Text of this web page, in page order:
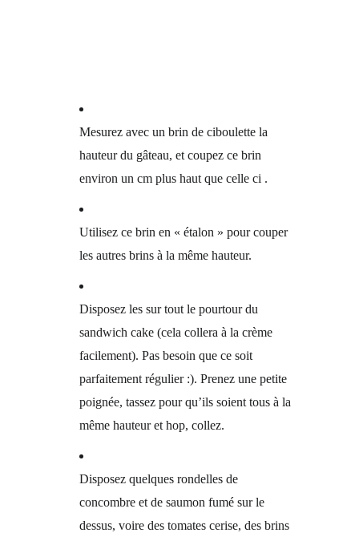
Mesurez avec un brin de ciboulette la
hauteur du gâteau, et coupez ce brin
environ un cm plus haut que celle ci .
Utilisez ce brin en « étalon » pour couper
les autres brins à la même hauteur.
Disposez les sur tout le pourtour du
sandwich cake (cela collera à la crème
facilement). Pas besoin que ce soit
parfaitement régulier :). Prenez une petite
poignée, tassez pour qu’ils soient tous à la
même hauteur et hop, collez.
Disposez quelques rondelles de
concombre et de saumon fumé sur le
dessus, voire des tomates cerise, des brins